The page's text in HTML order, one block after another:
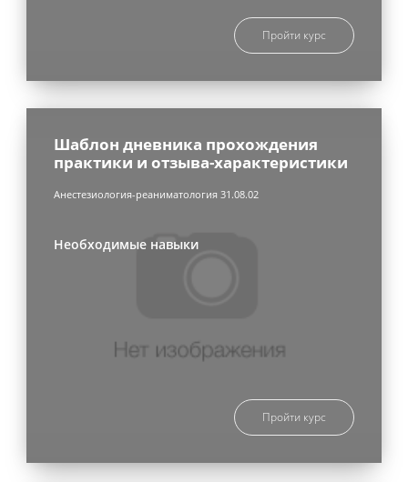
Пройти курс
Шаблон дневника прохождения
практики и отзыва-характеристики
Анестезиология-реаниматология 31.08.02
Необходимые навыки
Пройти курс